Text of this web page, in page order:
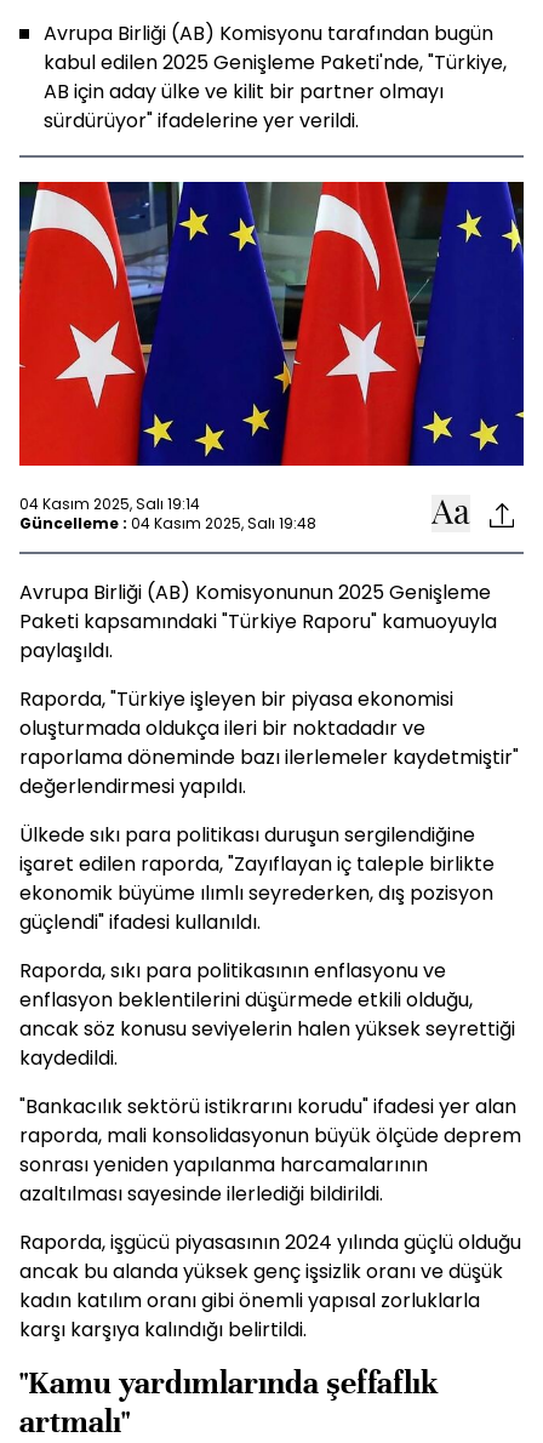
Avrupa Birliği (AB) Komisyonu tarafından bugün
kabul edilen 2025 Genişleme Paketi'nde, "Türkiye,
AB için aday ülke ve kilit bir partner olmayı
sürdürüyor" ifadelerine yer verildi.
04 Kasım 2025, Salı 19:14
Güncelleme : 04 Kasım 2025, Salı 19:48
Avrupa Birliği (AB) Komisyonunun 2025 Genişleme
Paketi kapsamındaki "Türkiye Raporu" kamuoyuyla
paylaşıldı.
Raporda, "Türkiye işleyen bir piyasa ekonomisi
oluşturmada oldukça ileri bir noktadadır ve
raporlama döneminde bazı ilerlemeler kaydetmiştir"
değerlendirmesi yapıldı.
Ülkede sıkı para politikası duruşun sergilendiğine
işaret edilen raporda, "Zayıflayan iç taleple birlikte
ekonomik büyüme ılımlı seyrederken, dış pozisyon
güçlendi" ifadesi kullanıldı.
Raporda, sıkı para politikasının enflasyonu ve
enflasyon beklentilerini düşürmede etkili olduğu,
ancak söz konusu seviyelerin halen yüksek seyrettiği
kaydedildi.
"Bankacılık sektörü istikrarını korudu" ifadesi yer alan
raporda, mali konsolidasyonun büyük ölçüde deprem
sonrası yeniden yapılanma harcamalarının
azaltılması sayesinde ilerlediği bildirildi.
Raporda, işgücü piyasasının 2024 yılında güçlü olduğu
ancak bu alanda yüksek genç işsizlik oranı ve düşük
kadın katılım oranı gibi önemli yapısal zorluklarla
karşı karşıya kalındığı belirtildi.
"Kamu yardımlarında şeffaflık
artmalı"